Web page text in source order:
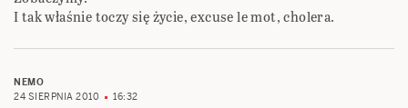
I tak właśnie toczy się życie, excuse le mot, cholera.
NEMO
24 SIERPNIA 2010
16:32